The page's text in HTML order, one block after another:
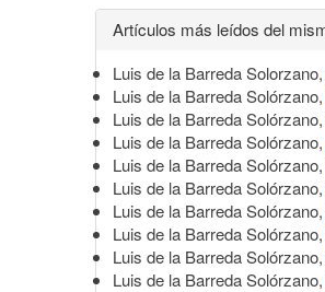
Detalles
del
artículo
Artículos más leídos del
Luis de la Barreda Solorzano,
Luis de la Barreda Solórzano,
Luis de la Barreda Solórzano,
Luis de la Barreda Solórzano,
Luis de la Barreda Solórzano,
Luis de la Barreda Solórzano,
Luis de la Barreda Solórzano,
Luis de la Barreda Solórzano,
Luis de la Barreda Solórzano,
Luis de la Barreda Solórzano,